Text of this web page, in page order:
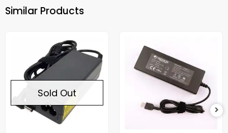
Similar Products
Sold Out